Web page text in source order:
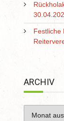
Festliche
ARCHIV